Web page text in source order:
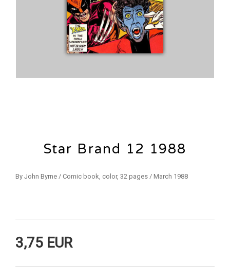
Star Brand 12 1988
By John Byrne / Comic book, color, 32 pages / March 1988
3,75 EUR